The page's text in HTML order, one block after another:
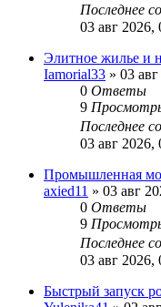
Последнее
03 авг 2026,
Элитное жилье и
Iamorial33 » 03
0 Ответы
9
Последнее
03 авг 2026,
Промышленная
axied11 » 03 авг
0 Ответы
9
Последнее
03 авг 2026,
Быстрый запуск